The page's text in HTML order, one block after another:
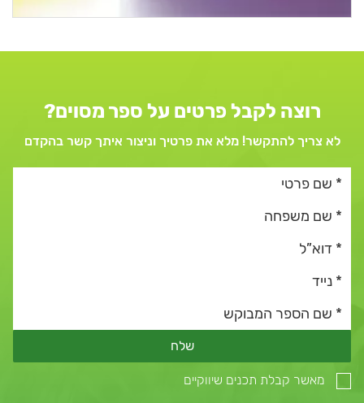
רוצה לקבל פרטים על ספר מסוים?
לא צריך להתקשר! מלא את פרטיך וניצור איתך קשר בהקדם
שלח
מאשר קבלת תכנים שיווקיים